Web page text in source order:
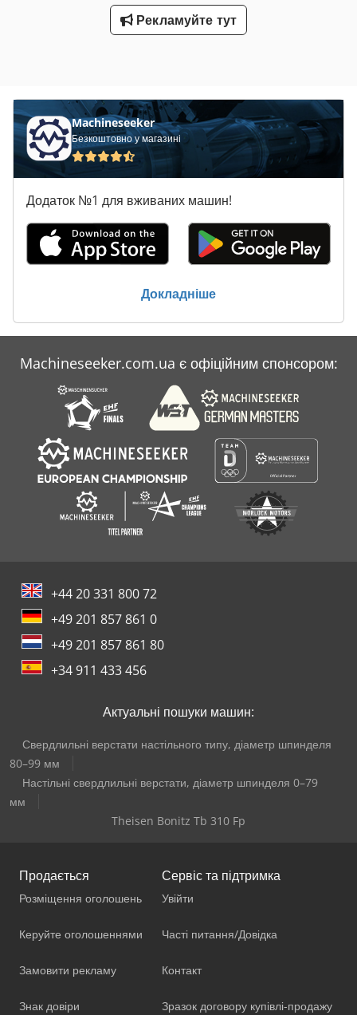
Рекламуйте тут
Machineseeker
Безкоштовно у магазині
Додаток №1 для вживаних машин!
Докладніше
Machineseeker.com.ua є офіційним спонсором:
+44 20 331 800 72
+49 201 857 861 0
+49 201 857 861 80
+34 911 433 456
Актуальні пошуки машин:
Свердлильні верстати настільного типу, діаметр шпинделя
80–99 мм
Настільні свердлильні верстати, діаметр шпинделя 0–79
мм
Theisen Bonitz Tb 310 Fp
Продається
Розміщення оголошень
Керуйте оголошеннями
Замовити рекламу
Знак довіри
Сервіс та підтримка
Увійти
Часті питання/Довідка
Контакт
Зразок договору купівлі-продажу